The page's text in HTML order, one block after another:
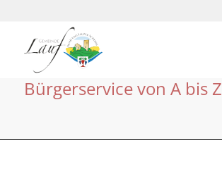
Bürgerservice von A bis Z